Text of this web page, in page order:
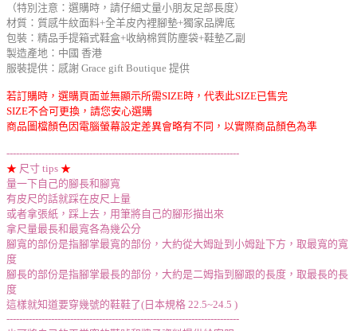
（特別注意：選購時，請仔細丈量小朋友足部長度）
材質：質感牛紋面料+全羊皮內裡腳墊+獨家品牌底
包裝：精品手提箱式鞋盒+收納棉質防塵袋+鞋墊乙副
製造產地：中國 香港
服裝提供：感謝 Grace gift Boutique 提供
若訂購時，選購頁面並無顯示所需SIZE時，代表此SIZE已售完
SIZE不合可更換，請您安心選購
商品圖檔顏色因電腦螢幕設定差異會略有不同，以實際商品顏色為準
-------------------------------------------------------------------------
★ 尺寸 tips ★
量一下自己的腳長和腳寬
有皮尺的話就踩在皮尺上量
或者拿張紙，踩上去，用筆將自己的腳形描出來
拿尺量最長和最寬各為幾公分
腳寬的部份是指腳掌最寬的部份，大約從大姆趾到小姆趾下方，取最寬的寬
度
腳長的部份是指腳掌最長的部份，大約是二姆指到腳跟的長度，取最長的長
度
這樣就知道要穿幾號的鞋鞋了(日本規格 22.5~24.5 )
-------------------------------------------------------------------------